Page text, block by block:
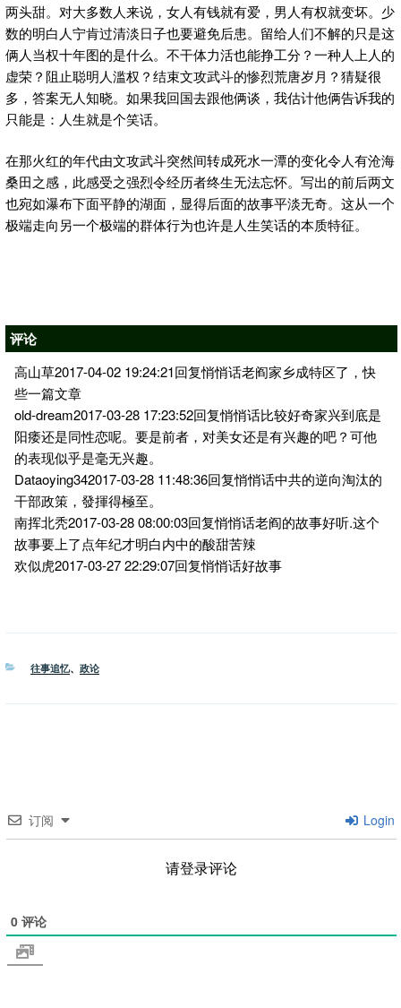
两头甜。对大多数人来说，女人有钱就有爱，男人有权就变坏。少
数的明白人宁肯过清淡日子也要避免后患。留给人们不解的只是这
俩人当权十年图的是什么。不干体力活也能挣工分？一种人上人的
虚荣？阻止聪明人滥权？结束文攻武斗的惨烈荒唐岁月？猜疑很
多，答案无人知晓。如果我回国去跟他俩谈，我估计他俩告诉我的
只能是：人生就是个笑话。
在那火红的年代由文攻武斗突然间转成死水一潭的变化令人有沧海
桑田之感，此感受之强烈令经历者终生无法忘怀。写出的前后两文
也宛如瀑布下面平静的湖面，显得后面的故事平淡无奇。这从一个
极端走向另一个极端的群体行为也许是人生笑话的本质特征。
评论
高山草2017-04-02 19:24:21回复悄悄话老阎家乡成特区了，快
些一篇文章
old-dream2017-03-28 17:23:52回复悄悄话比较好奇家兴到底是
阳痿还是同性恋呢。要是前者，对美女还是有兴趣的吧？可他
的表现似乎是毫无兴趣。
Dataoying342017-03-28 11:48:36回复悄悄话中共的逆向淘汰的
干部政策，發揮得極至。
南挥北秃2017-03-28 08:00:03回复悄悄话老阎的故事好听.这个
故事要上了点年纪才明白内中的酸甜苦辣
欢似虎2017-03-27 22:29:07回复悄悄话好故事
分
往事追忆、 政论
订阅 Login
请登录评论
0 评论